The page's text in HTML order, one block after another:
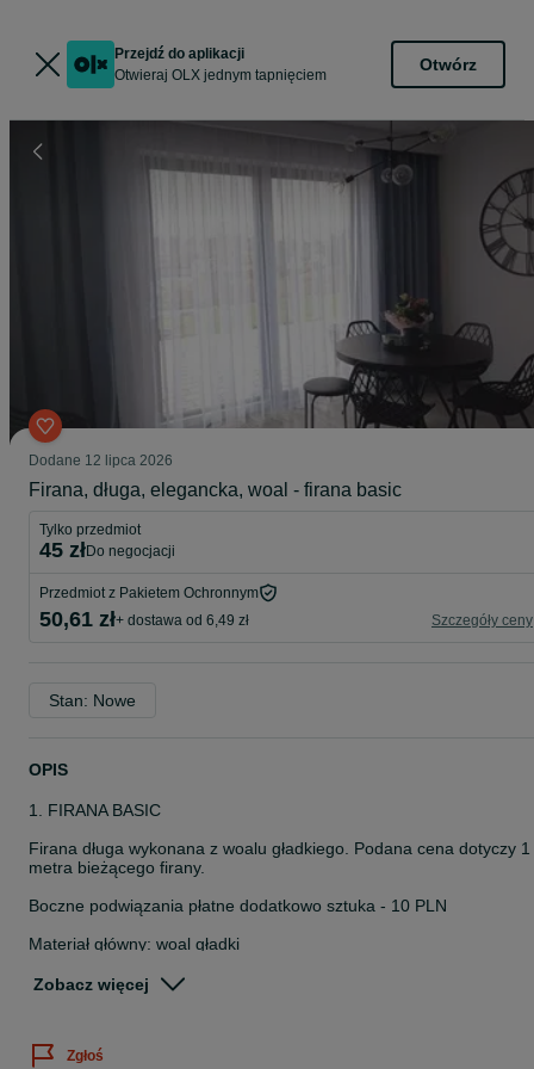
Przejdź do aplikacji
Otwieraj OLX jednym tapnięciem
Otwórz
Dodane 12 lipca 2026
Firana, długa, elegancka, woal - firana basic
Tylko przedmiot
45 zł do negocjacji
Przedmiot z Pakietem Ochronnym
50,61 zł+ dostawa od 6,49 zł Szczegóły ceny
Stan: Nowe
OPIS
1. FIRANA BASIC
Firana długa wykonana z woalu gładkiego. Podana cena dotyczy 1
metra bieżącego firany.
Boczne podwiązania płatne dodatkowo sztuka - 10 PLN
Materiał główny: woal gładki
Sposób wieszania na żabki lub tunel.
Zobacz więcej
Zgłoś